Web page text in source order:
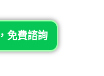
免費諮詢